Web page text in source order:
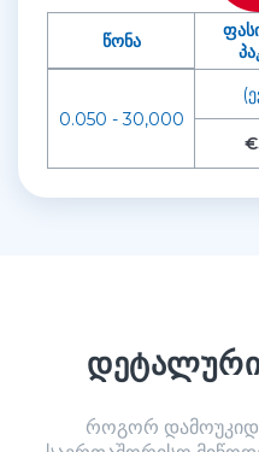
წონა
0.050 - 30,000
დეტალური
როგორ